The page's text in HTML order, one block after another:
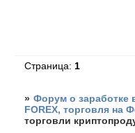
Страница: 1
» Форум о заработке
FOREX, торговля на
торговли